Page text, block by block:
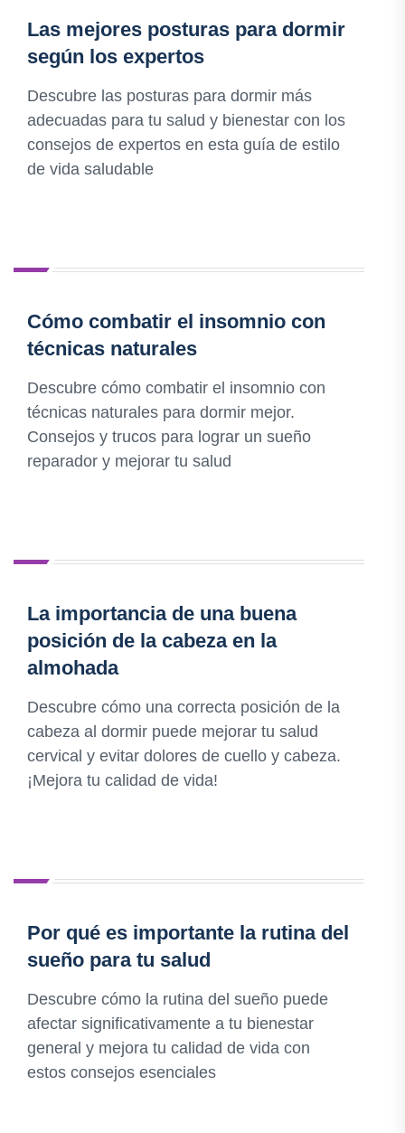
Las mejores posturas para dormir
según los expertos
Descubre las posturas para dormir más
adecuadas para tu salud y bienestar con los
consejos de expertos en esta guía de estilo
de vida saludable
Cómo combatir el insomnio con
técnicas naturales
Descubre cómo combatir el insomnio con
técnicas naturales para dormir mejor.
Consejos y trucos para lograr un sueño
reparador y mejorar tu salud
La importancia de una buena
posición de la cabeza en la
almohada
Descubre cómo una correcta posición de la
cabeza al dormir puede mejorar tu salud
cervical y evitar dolores de cuello y cabeza.
¡Mejora tu calidad de vida!
Por qué es importante la rutina del
sueño para tu salud
Descubre cómo la rutina del sueño puede
afectar significativamente a tu bienestar
general y mejora tu calidad de vida con
estos consejos esenciales